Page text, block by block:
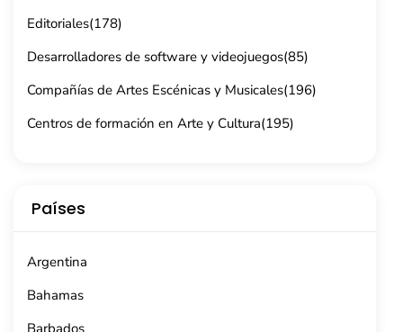
Editoriales(178)
Desarrolladores de software y videojuegos(85)
Compañías de Artes Escénicas y Musicales(196)
Centros de formación en Arte y Cultura(195)
Países
Argentina
Bahamas
Barbados